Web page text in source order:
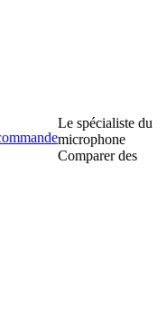
Le spécialiste du
microphone
Comparer des